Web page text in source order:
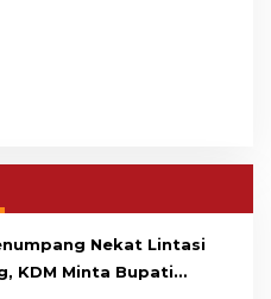
Nekat Lintasi
KDM Minta Bupati